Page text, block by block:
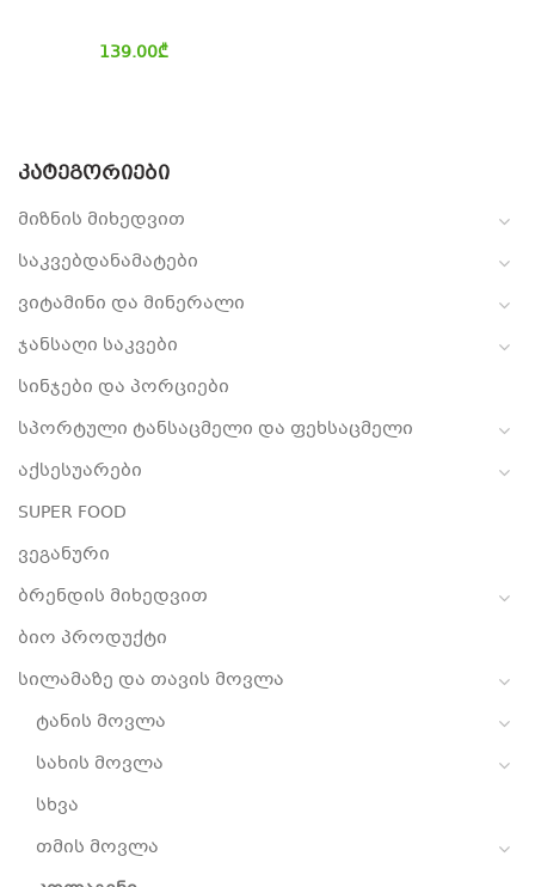
ᲙᲐᲢᲔᲒᲝᲠᲘᲔᲑᲘ
მიზნის მიხედვით
საკვებდანამატები
ვიტამინი და მინერალი
ჯანსაღი საკვები
სინჯები და პორციები
სპორტული ტანსაცმელი და ფეხსაცმელი
აქსესუარები
SUPER FOOD
ვეგანური
ბრენდის მიხედვით
ბიო პროდუქტი
სილამაზე და თავის მოვლა
ტანის მოვლა
სახის მოვლა
სხვა
თმის მოვლა
139.00₾